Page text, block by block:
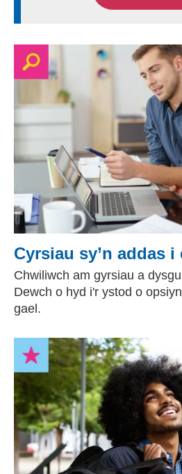
Cyrsiau sy’n addas i
Chwiliwch am gyrsiau a
Dewch o hyd i'r ystod o
gael.